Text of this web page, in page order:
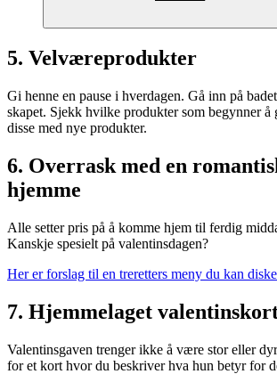
5. Velværeprodukter
Gi henne en pause i hverdagen. Gå inn på
skapet. Sjekk hvilke produkter som begynner å
disse med nye produkter.
6. Overrask med en
hjemme
Alle setter pris på å komme hjem til ferdig
Kanskje spesielt på valentinsdagen?
Her er forslag til en treretters meny du kan
7. Hjemmelaget
Valentinsgaven trenger ikke å være stor eller
for et kort hvor du beskriver hva hun betyr for